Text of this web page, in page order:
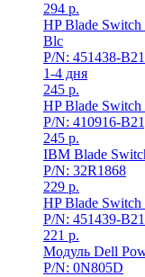
294 р.
HP Blade
Blc
P/N: 451438-B21
1-4 дня
245 р.
HP Blade
P/N: 410916-
245 р.
IBM Blade
P/N: 32R1868
229 р.
HP Blade
P/N: 451439-B21
221 р.
Модуль Dell
P/N: 0N805D